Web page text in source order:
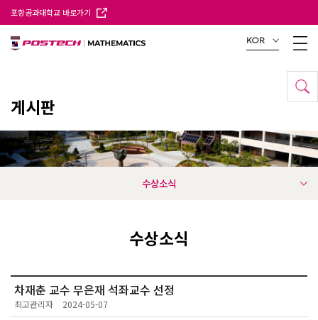
포항공과대학교 바로가기
KOR
게시판
수상소식
수상소식
차재춘 교수 무은재 석좌교수 선정
최고관리자 2024-05-07